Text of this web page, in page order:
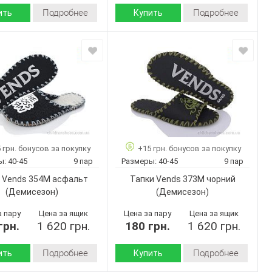
Подробнее
Украина
Vends
326M
чорний
9
Мужчины
Купить Подробнее
Материал верха:
производитель:
Украина
Vends
Артикул:
308M
чорний
40-45
Кол-во пар: 9
Пол: Мужчины
грн. бонусов за покупку
40-45 9 пар
Vends 354M асфальт
(Демисезон)
пару Цена за ящик
1 620 грн.
Подробнее
+15 грн. бонусов за покупку
Размеры: 40-45 9 пар
Тапки Vends 373M чорний
(Демисезон)
Цена за пару
180 грн.
Цена за ящик
1 620 грн.
Купить Подробнее